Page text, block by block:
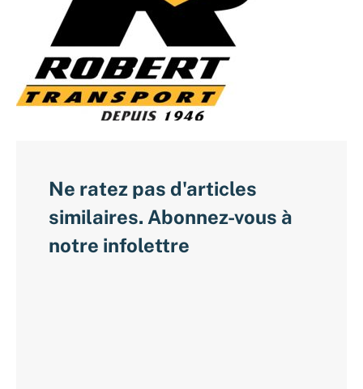
Ne ratez pas d'articles
similaires. Abonnez-vous à
notre infolettre